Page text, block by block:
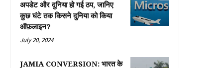
अपडेट और दुनिया हो गई ठप, जानिए
कुछ घंटे तक किसने दुनिया को किया
ऑफ़लाइन?
July 20, 2024
JAMIA CONVERSION: भारत के